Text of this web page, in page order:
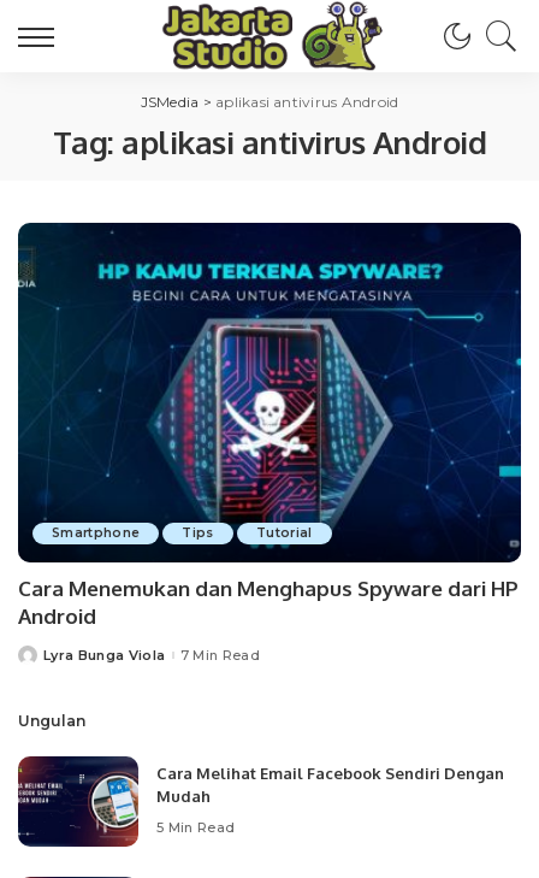
JSMedia > aplikasi antivirus Android
Tag: aplikasi antivirus Android
Smartphone Tips Tutorial
Cara Menemukan dan Menghapus Spyware dari HP
Android
PostedLyra Bunga Viola 7 Min Read
Ungulan
Cara Melihat Email Facebook Sendiri Dengan
Mudah
5 Min Read